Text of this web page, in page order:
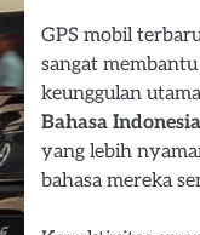
GPS mobil
sangat
keunggulan
Bahasa Indonesia
yang lebih
bahasa mereka